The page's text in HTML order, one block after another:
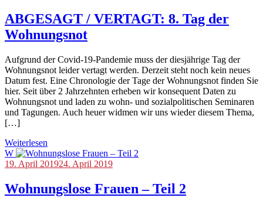
der
Wohnungsnot,
Veranstaltungen
ABGESAGT / VERTAGT: 8. Tag der
Wohnungsnot
Aufgrund der Covid-19-Pandemie muss der diesjährige Tag der
Wohnungsnot leider vertagt werden. Derzeit steht noch kein neues
Datum fest. Eine Chronologie der Tage der Wohnungsnot finden Sie
hier. Seit über 2 Jahrzehnten erheben wir konsequent Daten zu
Wohnungsnot und laden zu wohn- und sozialpolitischen Seminaren
und Tagungen. Auch heuer widmen wir uns wieder diesem Thema,
[…]
Weiterlesen
W
Blog,
der
Wohnungsnot
19. April 201924. April 2019
Wohnungslose Frauen – Teil 2